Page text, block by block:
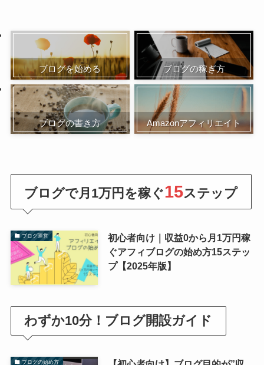
ブログを始める ブログの稼ぎ方
ブログの書き方 Amazonアフィリエイト
ブログで月1万円を稼ぐ15ステップ
ブログ運営
初心者向け｜収益0から月1万円稼
ぐアフィブログの始め方15ステッ
プ【2025年版】
わずか10分！ブログ開設ガイド
ブログの始め方